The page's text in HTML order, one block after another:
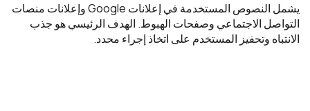
يشمل النصوص المستخدمة في إعلانات Google وإعلانات منصات
التواصل الاجتماعي وصفحات الهبوط. الهدف الرئيسي هو جذب
الانتباه وتحفيز المستخدم على اتخاذ إجراء محدد.